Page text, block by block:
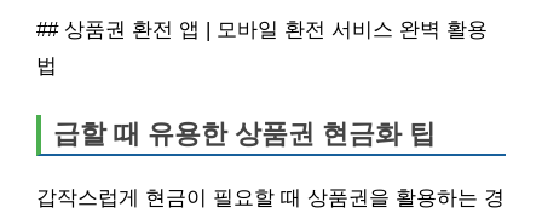
## 상품권 환전 앱 | 모바일 환전 서비스 완벽 활용
법
급할 때 유용한 상품권 현금화 팁
갑작스럽게 현금이 필요할 때 상품권을 활용하는 경